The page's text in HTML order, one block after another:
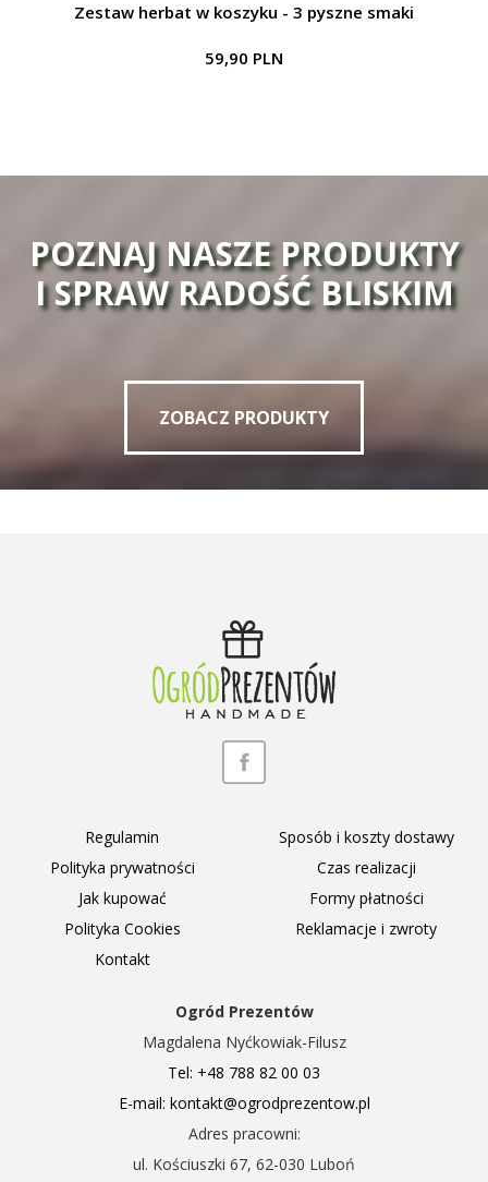
Zestaw herbat w koszyku - 3 pyszne smaki
59,90 PLN
POZNAJ NASZE PRODUKTY
I SPRAW RADOŚĆ BLISKIM
ZOBACZ PRODUKTY
Regulamin
Polityka prywatności
Jak kupować
Polityka Cookies
Kontakt
Sposób i koszty dostawy
Czas realizacji
Formy płatności
Reklamacje i zwroty
Ogród Prezentów
Magdalena Nyćkowiak-Filusz
Tel: +48 788 82 00 03
E-mail: kontakt@ogrodprezentow.pl
Adres pracowni:
ul. Kościuszki 67, 62-030 Luboń